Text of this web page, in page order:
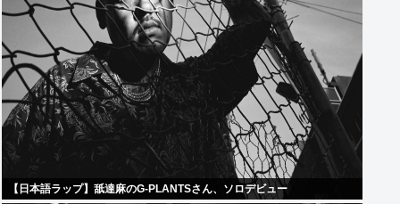
【日本語ラップ】舐達麻のG-PLANTSさん、ソロデビュー